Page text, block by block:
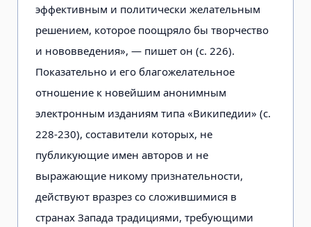
эффективным и политически желательным
решением, которое поощряло бы творчество
и нововведения», — пишет он (с. 226).
Показательно и его благожелательное
отношение к новейшим анонимным
электронным изданиям типа «Википедии» (с.
228-230), составители которых, не
публикующие имен авторов и не
выражающие никому признательности,
действуют вразрез со сложившимися в
странах Запада традициями, требующими